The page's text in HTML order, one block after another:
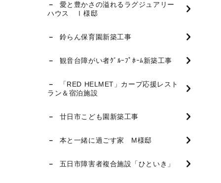
愛と豊かさの溢れるラグジュアリー
ハウス Ⅰ様邸
鈴らん保育園新築工事
観音台障がい者ｸﾞﾙｰﾌﾟﾎｰﾑ新築工事
「RED HELMET」カープ応援レスト
ラン＆宿泊施設
廿日市こども園新築工事
本と一緒に過ごす家 M様邸
五日市障害者複合施設「ひといき」